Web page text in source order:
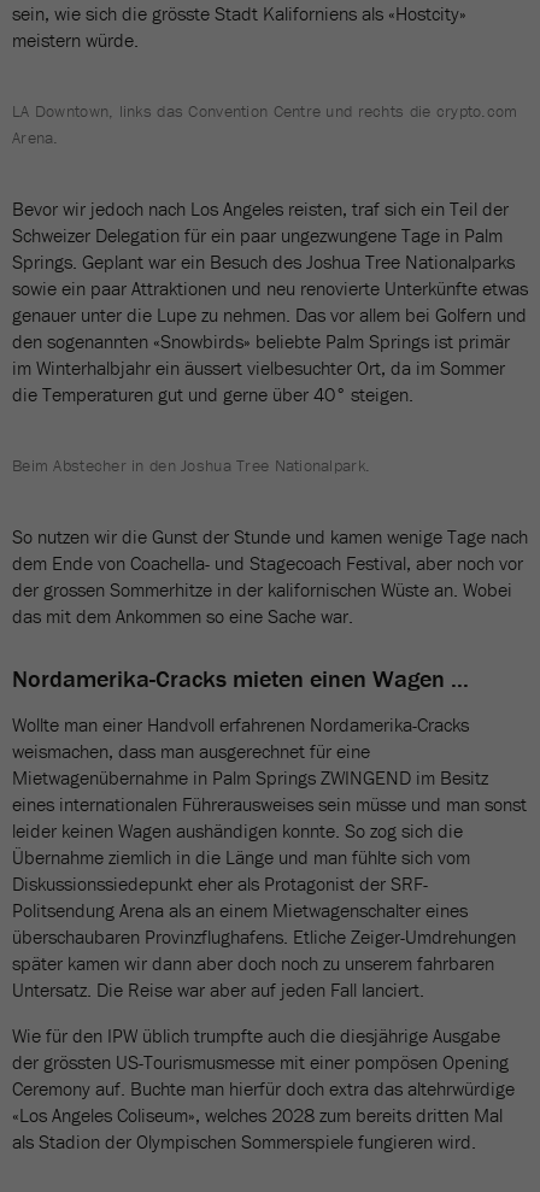
sein, wie sich die grösste Stadt Kaliforniens als «Hostcity»
meistern würde.
LA Downtown, links das Convention Centre und rechts die crypto.com
Arena.
Bevor wir jedoch nach Los Angeles reisten, traf sich ein Teil der
Schweizer Delegation für ein paar ungezwungene Tage in Palm
Springs. Geplant war ein Besuch des Joshua Tree Nationalparks
sowie ein paar Attraktionen und neu renovierte Unterkünfte etwas
genauer unter die Lupe zu nehmen. Das vor allem bei Golfern und
den sogenannten «Snowbirds» beliebte Palm Springs ist primär
im Winterhalbjahr ein äussert vielbesuchter Ort, da im Sommer
die Temperaturen gut und gerne über 40° steigen.
Beim Abstecher in den Joshua Tree Nationalpark.
So nutzen wir die Gunst der Stunde und kamen wenige Tage nach
dem Ende von Coachella- und Stagecoach Festival, aber noch vor
der grossen Sommerhitze in der kalifornischen Wüste an. Wobei
das mit dem Ankommen so eine Sache war.
Nordamerika-Cracks mieten einen Wagen ...
Wollte man einer Handvoll erfahrenen Nordamerika-Cracks
weismachen, dass man ausgerechnet für eine
Mietwagenübernahme in Palm Springs ZWINGEND im Besitz
eines internationalen Führerausweises sein müsse und man sonst
leider keinen Wagen aushändigen konnte. So zog sich die
Übernahme ziemlich in die Länge und man fühlte sich vom
Diskussionssiedepunkt eher als Protagonist der SRF-
Politsendung Arena als an einem Mietwagenschalter eines
überschaubaren Provinzflughafens. Etliche Zeiger-Umdrehungen
später kamen wir dann aber doch noch zu unserem fahrbaren
Untersatz. Die Reise war aber auf jeden Fall lanciert.
Wie für den IPW üblich trumpfte auch die diesjährige Ausgabe
der grössten US-Tourismusmesse mit einer pompösen Opening
Ceremony auf. Buchte man hierfür doch extra das altehrwürdige
«Los Angeles Coliseum», welches 2028 zum bereits dritten Mal
als Stadion der Olympischen Sommerspiele fungieren wird.